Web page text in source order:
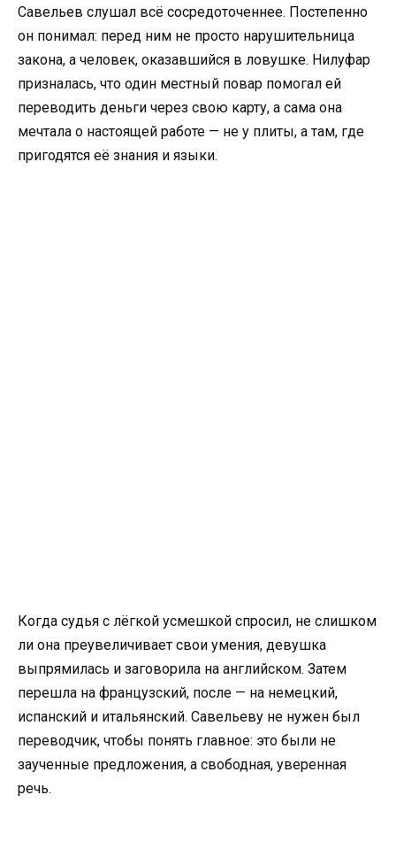
Савельев слушал всё сосредоточеннее. Постепенно
он понимал: перед ним не просто нарушительница
закона, а человек, оказавшийся в ловушке. Нилуфар
призналась, что один местный повар помогал ей
переводить деньги через свою карту, а сама она
мечтала о настоящей работе — не у плиты, а там, где
пригодятся её знания и языки.
Когда судья с лёгкой усмешкой спросил, не слишком
ли она преувеличивает свои умения, девушка
выпрямилась и заговорила на английском. Затем
перешла на французский, после — на немецкий,
испанский и итальянский. Савельеву не нужен был
переводчик, чтобы понять главное: это были не
заученные предложения, а свободная, уверенная
речь.